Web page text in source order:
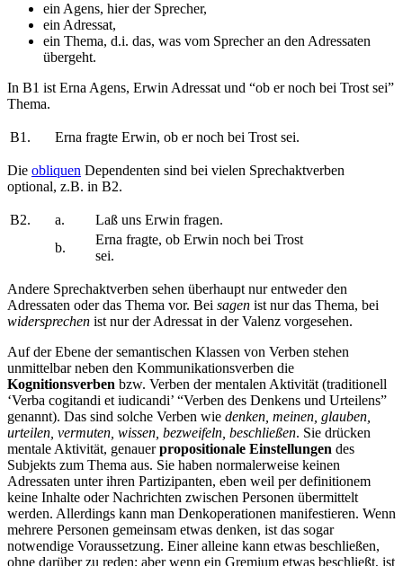
ein Agens, hier der Sprecher,
ein Adressat,
ein Thema, d.i. das, was vom Sprecher an den Adressaten
übergeht.
In B1 ist Erna Agens, Erwin Adressat und “ob er noch bei Trost sei”
Thema.
B1. Erna fragte Erwin, ob er noch bei Trost sei.
Die obliquen Dependenten sind bei vielen Sprechaktverben
optional, z.B. in B2.
B2. a.
Laß uns Erwin fragen.
b.
Erna fragte, ob Erwin noch bei Trost
sei.
Andere Sprechaktverben sehen überhaupt nur entweder den
Adressaten oder das Thema vor. Bei sagen ist nur das Thema, bei
widersprechen ist nur der Adressat in der Valenz vorgesehen.
Auf der Ebene der semantischen Klassen von Verben stehen
unmittelbar neben den Kommunikationsverben die
Kognitionsverben bzw. Verben der mentalen Aktivität (traditionell
‘Verba cogitandi et iudicandi’ “Verben des Denkens und Urteilens”
genannt). Das sind solche Verben wie denken, meinen, glauben,
urteilen, vermuten, wissen, bezweifeln, beschließen. Sie drücken
mentale Aktivität, genauerpropositionale Einstellungen des
Subjekts zum Thema aus. Sie haben normalerweise keinen
Adressaten unter ihren Partizipanten, eben weil per definitionem
keine Inhalte oder Nachrichten zwischen Personen übermittelt
werden. Allerdings kann man Denkoperationen manifestieren. Wenn
mehrere Personen gemeinsam etwas denken, ist das sogar
notwendige Voraussetzung. Einer alleine kann etwas beschließen,
ohne darüber zu reden; aber wenn ein Gremium etwas beschließt, ist